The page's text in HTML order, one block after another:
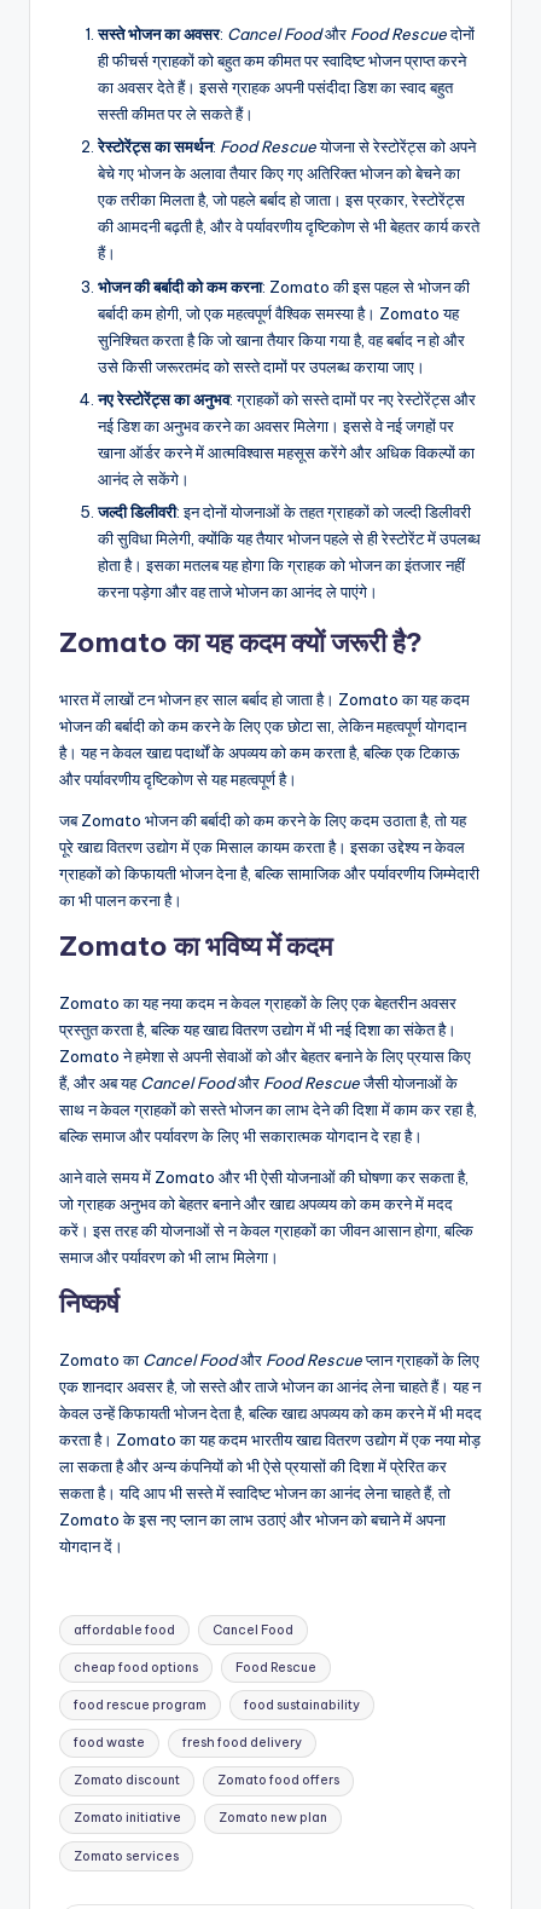
सस्ते भोजन का अवसर: Cancel Foodऔर Food Rescueदोनों
ही फीचर्स ग्राहकों को बहुत कम कीमत पर स्वादिष्ट भोजन प्राप्त करने
का अवसर देते हैं। इससे ग्राहक अपनी पसंदीदा डिश का स्वाद बहुत
सस्ती कीमत पर ले सकते हैं।
रेस्टोरेंट्स का समर्थन: Food Rescueयोजना से रेस्टोरेंट्स को अपने
बेचे गए भोजन के अलावा तैयार किए गए अतिरिक्त भोजन को बेचने का
एक तरीका मिलता है, जो पहले बर्बाद हो जाता। इस प्रकार, रेस्टोरेंट्स
की आमदनी बढ़ती है, और वे पर्यावरणीय दृष्टिकोण से भी बेहतर कार्य करते
हैं।
भोजन की बर्बादी को कम करना: Zomato की इस पहल से भोजन की
बर्बादी कम होगी, जो एक महत्वपूर्ण वैश्विक समस्या है। Zomato यह
सुनिश्चित करता है कि जो खाना तैयार किया गया है, वह बर्बाद न हो और
उसे किसी जरूरतमंद को सस्ते दामों पर उपलब्ध कराया जाए।
नए रेस्टोरेंट्स का अनुभव: ग्राहकों को सस्ते दामों पर नए रेस्टोरेंट्स और
नई डिश का अनुभव करने का अवसर मिलेगा। इससे वे नई जगहों पर
खाना ऑर्डर करने में आत्मविश्वास महसूस करेंगे और अधिक विकल्पों का
आनंद ले सकेंगे।
जल्दी डिलीवरी: इन दोनों योजनाओं के तहत ग्राहकों को जल्दी डिलीवरी
की सुविधा मिलेगी, क्योंकि यह तैयार भोजन पहले से ही रेस्टोरेंट में उपलब्ध
होता है। इसका मतलब यह होगा कि ग्राहक को भोजन का इंतजार नहीं
करना पड़ेगा और वह ताजे भोजन का आनंद ले पाएंगे।
Zomato का यह कदम क्यों जरूरी है?
भारत में लाखों टन भोजन हर साल बर्बाद हो जाता है। Zomato का यह कदम
भोजन की बर्बादी को कम करने के लिए एक छोटा सा, लेकिन महत्वपूर्ण योगदान
है। यह न केवल खाद्य पदार्थों के अपव्यय को कम करता है, बल्कि एक टिकाऊ
और पर्यावरणीय दृष्टिकोण से यह महत्वपूर्ण है।
जब Zomato भोजन की बर्बादी को कम करने के लिए कदम उठाता है, तो यह
पूरे खाद्य वितरण उद्योग में एक मिसाल कायम करता है। इसका उद्देश्य न केवल
ग्राहकों को किफायती भोजन देना है, बल्कि सामाजिक और पर्यावरणीय जिम्मेदारी
का भी पालन करना है।
Zomato का भविष्य में कदम
Zomato का यह नया कदम न केवल ग्राहकों के लिए एक बेहतरीन अवसर
प्रस्तुत करता है, बल्कि यह खाद्य वितरण उद्योग में भी नई दिशा का संकेत है।
Zomato ने हमेशा से अपनी सेवाओं को और बेहतर बनाने के लिए प्रयास किए
हैं, और अब यहCancel Foodऔर Food Rescueजैसी योजनाओं के
साथ न केवल ग्राहकों को सस्ते भोजन का लाभ देने की दिशा में काम कर रहा है,
बल्कि समाज और पर्यावरण के लिए भी सकारात्मक योगदान दे रहा है।
आने वाले समय में Zomato और भी ऐसी योजनाओं की घोषणा कर सकता है,
जो ग्राहक अनुभव को बेहतर बनाने और खाद्य अपव्यय को कम करने में मदद
करें। इस तरह की योजनाओं से न केवल ग्राहकों का जीवन आसान होगा, बल्कि
समाज और पर्यावरण को भी लाभ मिलेगा।
निष्कर्ष
Zomato का Cancel Foodऔर Food Rescueप्लान ग्राहकों के लिए
एक शानदार अवसर है, जो सस्ते और ताजे भोजन का आनंद लेना चाहते हैं। यह न
केवल उन्हें किफायती भोजन देता है, बल्कि खाद्य अपव्यय को कम करने में भी मदद
करता है। Zomato का यह कदम भारतीय खाद्य वितरण उद्योग में एक नया मोड़
ला सकता है और अन्य कंपनियों को भी ऐसे प्रयासों की दिशा में प्रेरित कर
सकता है। यदि आप भी सस्ते में स्वादिष्ट भोजन का आनंद लेना चाहते हैं, तो
Zomato के इस नए प्लान का लाभ उठाएं और भोजन को बचाने में अपना
योगदान दें।
Tags:
affordable food Cancel Food
cheap food options Food Rescue
food rescue program food sustainability
food waste fresh food delivery
Zomato discount Zomato food offers
Zomato initiative Zomato new plan
Zomato services